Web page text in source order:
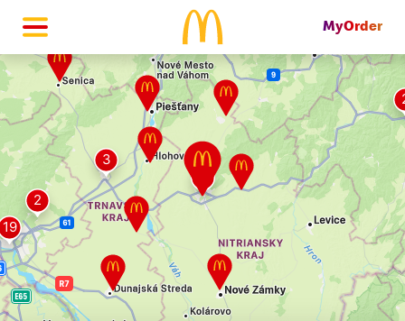
McDonald's Homepage
MyOrder
McDonald's, Nitra, Bratislavská
cesta 1